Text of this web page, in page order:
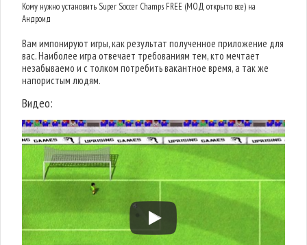
Кому нужно установить Super Soccer Champs FREE (МОД открыто все) на
Андроид
Вам импонируют игры, как результат полученное приложение для
вас. Наиболее игра отвечает требованиям тем, кто мечтает
незабываемо и с толком потребить вакантное время, а так же
напористым людям.
Видео: